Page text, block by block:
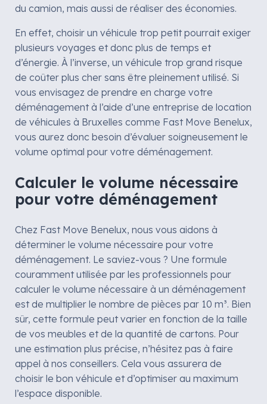
du camion, mais aussi de réaliser des économies.
En effet, choisir un véhicule trop petit pourrait exiger
plusieurs voyages et donc plus de temps et
d’énergie. À l’inverse, un véhicule trop grand risque
de coûter plus cher sans être pleinement utilisé. Si
vous envisagez de prendre en charge votre
déménagement à l’aide d’une entreprise de location
de véhicules à Bruxelles comme Fast Move Benelux,
vous aurez donc besoin d’évaluer soigneusement le
volume optimal pour votre déménagement.
Calculer le volume nécessaire
pour votre déménagement
Chez Fast Move Benelux, nous vous aidons à
déterminer le volume nécessaire pour votre
déménagement. Le saviez-vous ? Une formule
couramment utilisée par les professionnels pour
calculer le volume nécessaire à un déménagement
est de multiplier le nombre de pièces par 10 m³. Bien
sûr, cette formule peut varier en fonction de la taille
de vos meubles et de la quantité de cartons. Pour
une estimation plus précise, n’hésitez pas à faire
appel à nos conseillers. Cela vous assurera de
choisir le bon véhicule et d’optimiser au maximum
l’espace disponible.